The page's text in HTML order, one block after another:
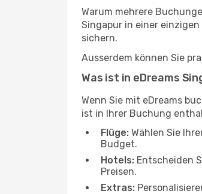
Warum mehrere
Singapur in einer
sichern.
Ausserdem können Sie
Was ist in eDreams
Wenn Sie mit eDreams
ist in Ihrer Buchung
Flüge: Wählen Sie
Budget.
Hotels: Entscheiden
Preisen.
Extras: